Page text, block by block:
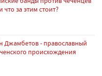
что за этим стоит?
Джамбетов - православный
происхождения